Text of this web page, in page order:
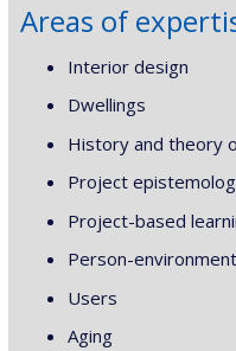
Areas of
Interior design
Dwellings
History and theory
Project
Project-based
Person-
Users
Aging